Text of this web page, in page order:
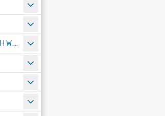
OCHRONA DANYCH OSOBOWYCH W URZĘDZIE MIASTA ŻORY - RODO